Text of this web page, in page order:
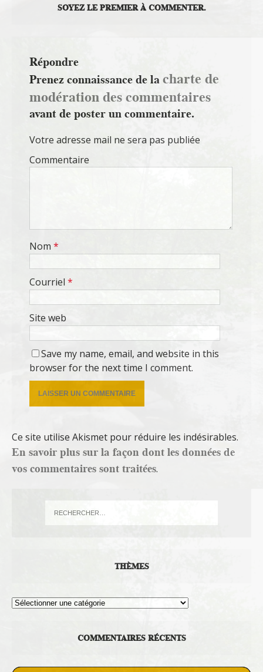
SOYEZ LE PREMIER À COMMENTER.
Répondre
Prenez connaissance de lacharte de
modération des commentaires
avant de poster un commentaire.
Votre adresse mail ne sera pas publiée
Commentaire
Nom *
Courriel *
Site web
Save my name, email, and website in this
browser for the next time I comment.
Ce site utilise Akismet pour réduire les indésirables.
En savoir plus sur la façon dont les données de
vos commentaires sont traitées.
THÈMES
Thèmes
COMMENTAIRES RÉCENTS